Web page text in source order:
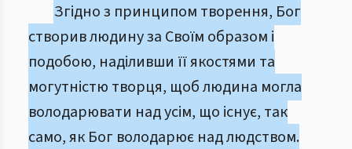
Згідно з принципом творення, Бог
створив людину за Своїм образом і
подобою, наділивши її якостями та
могутністю творця, щоб людина могла
володарювати над усім, що існує, так
само, як Бог володарює над людством.